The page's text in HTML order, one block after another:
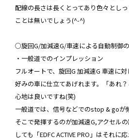
配線の長さは長くとってあり色々とし
ことは無いでしょう(^-^)
○旋回G/加減速G/車速による自動制御
・一般道でのインプレッション
フルオートで、旋回G 加減速G 車速に
好みの車に仕立てあげれます。「あれ
心地は良いですね(笑)
一般道では、信号などでのstop & goが
そこで発揮するのが加減速G,アクセル
しても「EDFC ACTIVE PRO」はそれに